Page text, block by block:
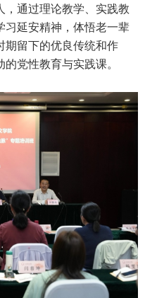
，通过理论教学、实践教
习延安精神，体悟老一辈
期留下的优良传统和作
党性教育与实践课。